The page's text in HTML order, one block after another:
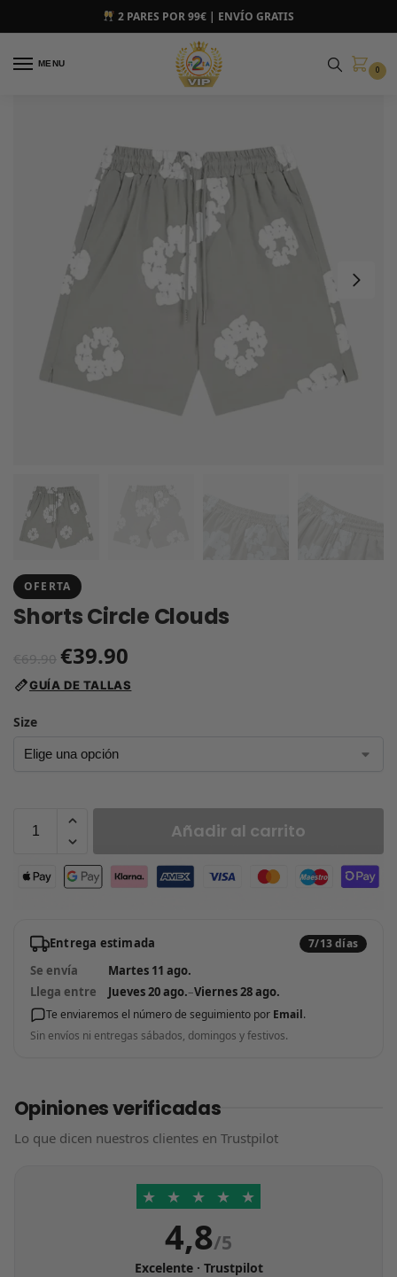
2 PARES POR 99€ | ENVÍO GRATIS
MENU
0
OFERTA
Shorts Circle Clouds
€69.90 €39.90
GUÍA DE TALLAS
Size
Añadir al carrito
Entrega estimada 7/13 días
Se envía
Martes 11 ago.
Llega entre
Jueves 20 ago.–Viernes 28 ago.
Te enviaremos el número de seguimiento por Email.
Sin envíos ni entregas sábados, domingos y festivos.
Opiniones verificadas
Lo que dicen nuestros clientes en Trustpilot
★ ★ ★ ★ ★
4,8/5
Excelente · Trustpilot